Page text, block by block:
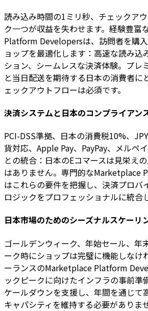
読み込み時間の1ミリ秒、チェックア
ク一つが収益を失わせます。経験豊富
Platform Developersは、訪問者を購
ョップを最適化します：高速な読み込
ション、シームレスな決済体験。プレ
と当日配送を期待する日本の消費者に
ェックアウトフローは必須です。
決済システムと日本のコンプライアン
PCI-DSS準拠、日本の消費税10%、
貨対応、Apple Pay、PayPay、メルペ
との統合：日本のEコマースは見栄え
はありません。専門的なMarketplace
はこれらの要件を把握し、決済プロバ
ロジックをプロフェッショナルに統合
日本市場のためのシーズナルスケーリ
ゴールデンウィーク、年始セール、年
ーク時にショップは完璧に機能しなけ
ーランスのMarketplace Platform
ックピークに向けたインフラの事前準
ケールダウンを支援し、年間を通じて
キャパシティを維持する必要がありま